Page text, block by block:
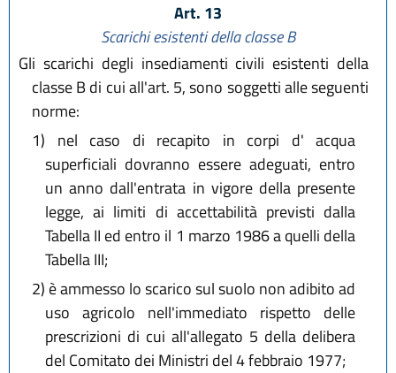
Art. 13
Scarichi esistenti della classe B
Gli scarichi degli insediamenti civili esistenti della
classe B di cui all'art. 5, sono soggetti alle seguenti
norme:
1) nel caso di recapito in corpi d' acqua
superficiali dovranno essere adeguati, entro
un anno dall'entrata in vigore della presente
legge, ai limiti di accettabilità previsti dalla
Tabella II ed entro il 1 marzo 1986 a quelli della
Tabella III;
2) è ammesso lo scarico sul suolo non adibito ad
uso agricolo nell'immediato rispetto delle
prescrizioni di cui all'allegato 5 della delibera
del Comitato dei Ministri del 4 febbraio 1977;